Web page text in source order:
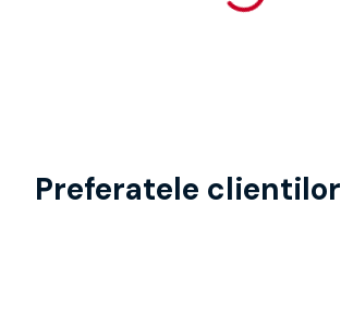
Preferatele clientilor